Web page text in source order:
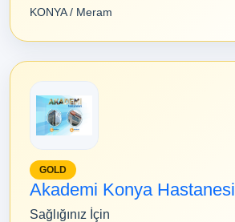
KONYA / Meram
GOLD
Akademi Konya Hastanesi
Sağlığınız İçin